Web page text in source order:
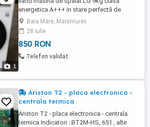
1
energetica A+++ in stare perfectă de
funcționare . masina se probează la fața
locului. pretul este ușor negociabil
Baia Mare, Maramures
28 iulie
850 RON
Telefon validat
Ariston T2 - placa electronica -
centrala termica
Ariston T2 - placa electronica - centrala
termica Indicatori : BT2M-HS, 651 , alte